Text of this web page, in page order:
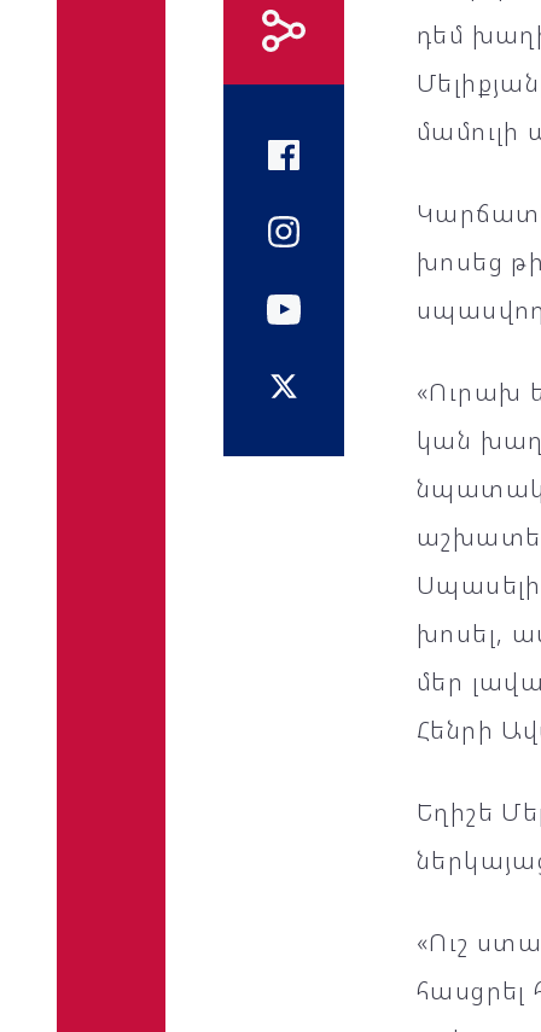
դեմ
մամուլի
խոսեց
«Ուրախ
կան
աշխատել
խոսել,
մեր
Հենրի
Եղիշե
«Ուշ
հասցրել